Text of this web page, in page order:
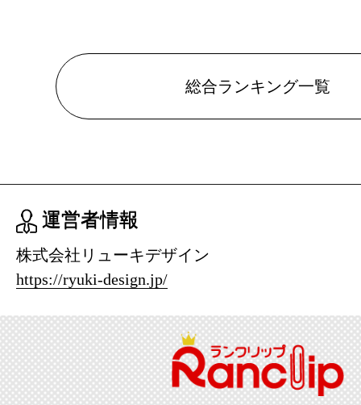
総合ランキング一覧
運営者情報
株式会社リューキデザイン
https://ryuki-design.jp/